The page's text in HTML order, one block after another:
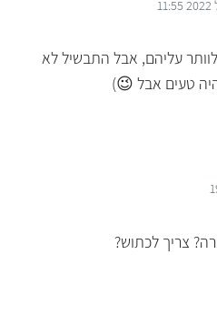
עליהם, אבל התבשיל לא
טעים אבל 😉)
צריך לכתוש?